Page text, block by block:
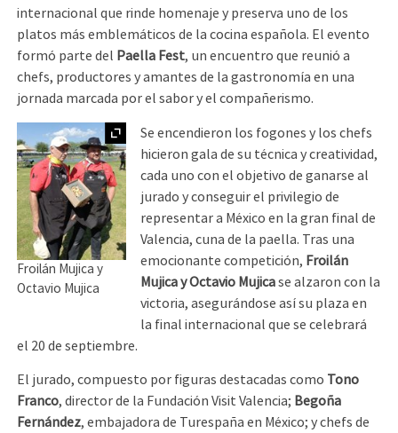
internacional que rinde homenaje y preserva uno de los
platos más emblemáticos de la cocina española. El evento
formó parte del Paella Fest, un encuentro que reunió a
chefs, productores y amantes de la gastronomía en una
jornada marcada por el sabor y el compañerismo.
Ampliar
Froilán Mujica y
Octavio Mujica
Se encendieron los fogones y los chefs
hicieron gala de su técnica y creatividad,
cada uno con el objetivo de ganarse al
jurado y conseguir el privilegio de
representar a México en la gran final de
Valencia, cuna de la paella. Tras una
emocionante competición, Froilán
Mujica y Octavio Mujicase alzaron con la
victoria, asegurándose así su plaza en
la final internacional que se celebrará
el 20 de septiembre.
El jurado, compuesto por figuras destacadas como Tono
Franco, director de la Fundación Visit Valencia; Begoña
Fernández, embajadora de Turespaña en México; y chefs de